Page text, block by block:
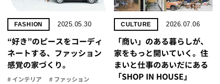
FASHION 2025.05.30
“好き”のピースをコーディ
ネートする、ファッション
感覚の家づくり。
# インテリア
# ファッション
CULTURE 2026.07.06
「商い」の​ある​暮らしが、​
家を​もっと​開いていく。​住
まいと​仕事の​あいだに​ある​
「SHOP IN HOUSE」